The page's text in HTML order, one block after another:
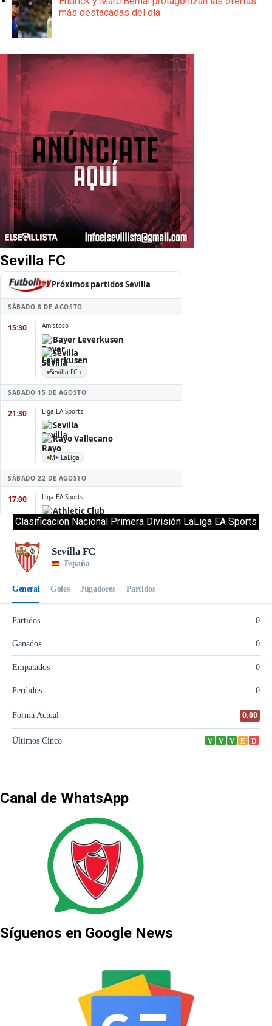
más destacadas del día
Sevilla FC
Clasificacion Nacional Primera División LaLiga EA Sports
Canal de WhatsApp
Síguenos en Google News